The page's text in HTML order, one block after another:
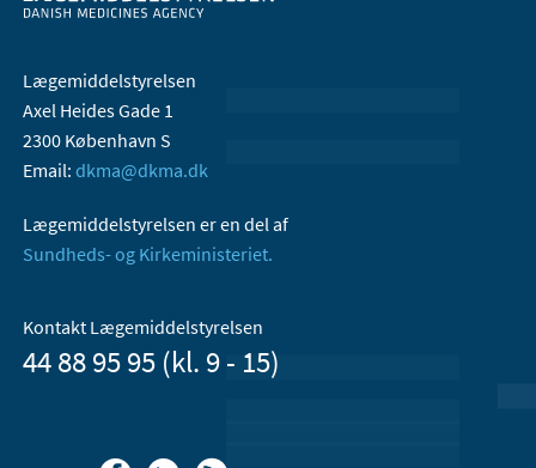
Lægemiddelstyrelsen
Axel Heides Gade 1
2300 København S
Email: dkma@dkma.dk
Lægemiddelstyrelsen er en del af
Sundheds- og Kirkeministeriet.
Kontakt Lægemiddelstyrelsen
44 88 95 95 (kl. 9 - 15)